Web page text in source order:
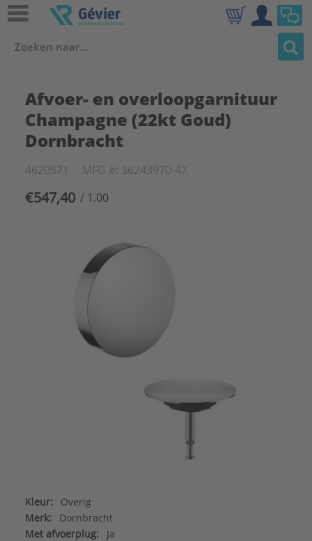
Afvoer- en overloopgarnituur
Champagne (22kt Goud)
Dornbracht
4620571 MFG #: 36243970-47
€547,40 / 1.00
Kleur:
Overig
Merk:
Dornbracht
Met afvoerplug:
Ja